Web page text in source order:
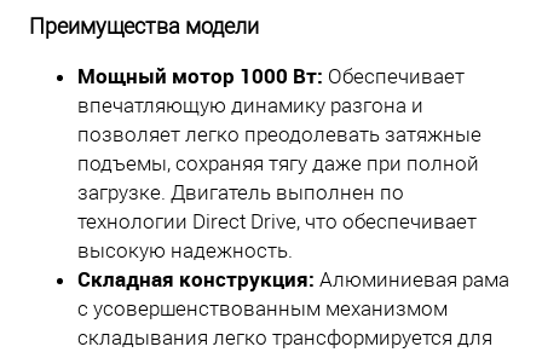
Преимущества модели
Мощный мотор 1000 Вт: Обеспечивает
впечатляющую динамику разгона и
позволяет легко преодолевать затяжные
подъемы, сохраняя тягу даже при полной
загрузке. Двигатель выполнен по
технологии Direct Drive, что обеспечивает
высокую надежность.
Складная конструкция: Алюминиевая рама
с усовершенствованным механизмом
складывания легко трансформируется для